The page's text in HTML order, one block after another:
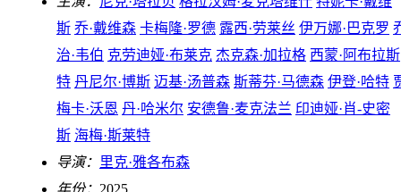
斯 乔·戴维森 卡梅隆·罗德 露西·劳莱丝 伊万娜·巴克罗
治·韦伯 克劳迪娅·布莱克 杰克森·加拉格 西蒙·阿布拉斯
特 丹尼尔·博斯 迈基·汤普森 斯蒂芬·马德森 伊登·哈特
梅卡·沃恩 丹·哈米尔 安德鲁·麦克法兰 印迪娅·肖-史密
斯 海梅·斯莱特
导演： 里克·雅各布森
年份： 2025